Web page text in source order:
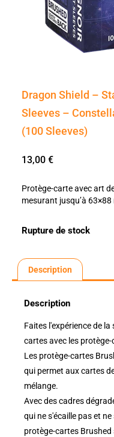
Dragon Shield –
Sleeves –
(100 Sleeves)
13,00 €
Protège-carte avec art
mesurant jusqu’à 63×88
Rupture de stock
Description
Description
Faites l'expérience de
cartes avec les
Les protège-cartes
qui permet aux cartes
mélange.
Avec des cadres
qui ne s'écaille pas et
protège-cartes Brushed